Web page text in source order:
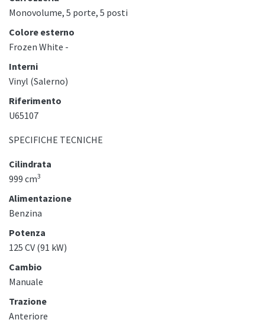
Monovolume, 5 porte, 5 posti
Colore esterno
Frozen White -
Interni
Vinyl (Salerno)
Riferimento
U65107
SPECIFICHE TECNICHE
Cilindrata
999 cm3
Alimentazione
Benzina
Potenza
125 CV (91 kW)
Cambio
Manuale
Trazione
Anteriore